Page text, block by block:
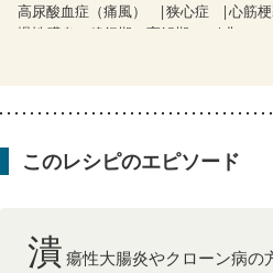
高尿酸血症（痛風）
狭心症 心筋
慢性膵炎（移行期・寛解期）
非ア
妊婦健診・体重増加が気になる（初期
産後（ミルク）
骨折 骨粗しょう症
このレシピのエピソード
潰 瘍性大腸炎やクローン病の